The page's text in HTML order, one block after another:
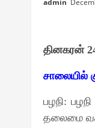
admin
தினகரன்
சாலையில்
பழநி:
தலைமை